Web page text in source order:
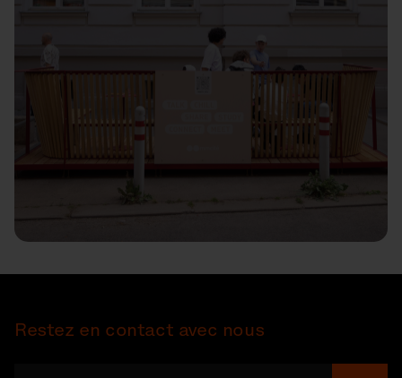
Restez en contact avec nous